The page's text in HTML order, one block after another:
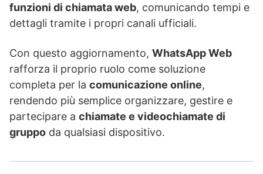
funzioni di chiamata web, comunicando tempi e
dettagli tramite i propri canali ufficiali.
Con questo aggiornamento, WhatsApp Web
rafforza il proprio ruolo come soluzione
completa per la comunicazione online,
rendendo più semplice organizzare, gestire e
partecipare a chiamate e videochiamate di
gruppo da qualsiasi dispositivo.